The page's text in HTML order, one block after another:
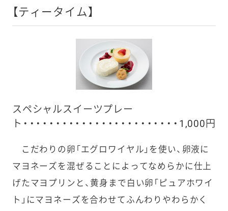
【ティータイム】
スペシャルスイーツプレー
ト・・・・・・・・・・・・・・・・・・・・・・・・1,000円
こだわりの卵「エグロワイヤル」を使い、卵液に
マヨネーズを混ぜることによってなめらかに仕上
げたマヨプリンと、黄身まで白い卵「ピュアホワイ
ト」にマヨネーズを合わせてふんわりやわらかく